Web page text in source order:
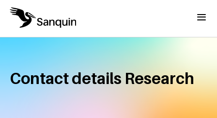
Overslaan en naar de inhoud gaan
Menu
Contact details Research